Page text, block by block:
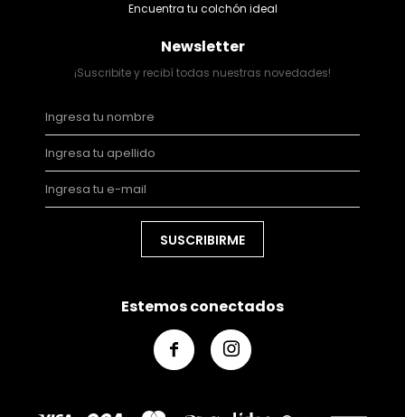
Encuentra tu colchón ideal
Newsletter
¡Suscribite y recibí todas nuestras novedades!
SUSCRIBIRME
Estemos conectados
 